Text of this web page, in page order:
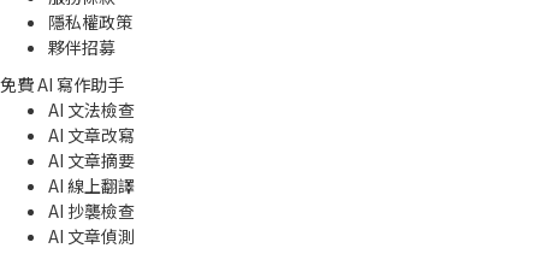
隱私權政策
夥伴招募
免費 AI 寫作助手
AI 文法檢查
AI 文章改寫
AI 文章摘要
AI 線上翻譯
AI 抄襲檢查
AI 文章偵測